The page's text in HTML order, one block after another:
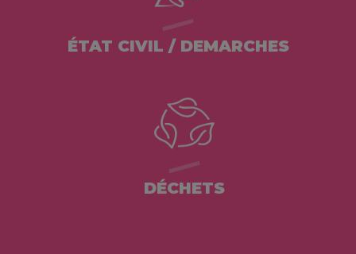
ÉTAT CIVIL / DEMARCHES
DÉCHETS